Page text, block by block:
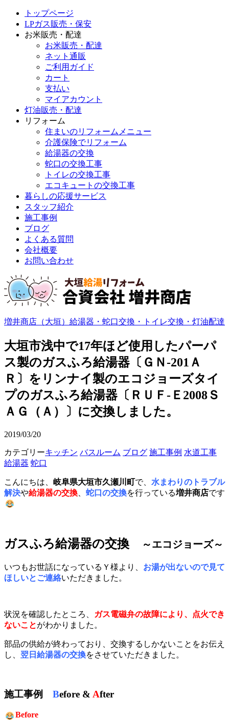
トップページ
LPガス販売・保安
お米販売・配達
お米販売・配達
ネット通販
ご利用ガイド
カート
支払い
マイアカウント
灯油販売・配達
リフォーム
住まいのリフォームメニュー
介護保険でリフォーム
給湯器の交換
蛇口の交換工事
トイレの交換工事
エコキュートの交換工事
暮らしの応援サービス
スタッフ紹介
施工事例
ブログ
よくある質問
会社概要
お問い合わせ
増井商店（大垣）給湯器・蛇口交換・トイレ交換・灯油配達
大垣市浅中で17年ほど使用したパーパ
ス製のガスふろ給湯器〔ＧＮ-201Ａ
Ｒ〕をリンナイ製のエコジョーズタイ
プのガスふろ給湯器〔ＲＵＦ-Ｅ2008Ｓ
ＡＧ（Ａ）〕に交換しました。
2019/03/20
カテゴリーキッチン バスルーム ブログ 施工事例 水道工事
給湯器 蛇口
こんにちは、 岐阜県大垣市久瀬川町で、 水まわりのトラブル
解決や給湯器の交換 蛇口の交換を行っている増井商店です
ガスふろ給湯器の交換 ～エコジョーズ～
いつもお世話になっているＹ様より、 お湯が出ないので見て
ほしいとご連絡いただきました。
状況を確認したところ、
ガス電磁弁の故障により、点火でき
ないことがわかりました。
部品の供給が終わっており、交換するしかないことをお伝え
し、 翌日給湯器の交換をさせていただきました。
施工事例 Before & After
Before